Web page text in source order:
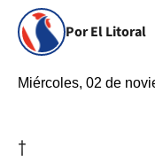
Por El Litoral
Miércoles, 02 de
†